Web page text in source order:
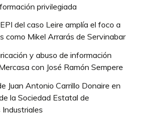
privilegiada
del caso Leire amplía el foco a
como Mikel Arrarás de Servinabar
y abuso de información
con José Ramón Sempere
Juan Antonio Carrillo Donaire en
la Sociedad Estatal de